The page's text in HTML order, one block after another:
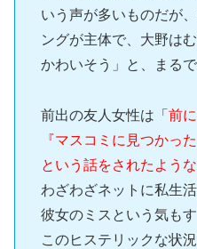
いう声が多いものだが
ングが主体で、大野は
かわいそう」と、まるで
前出の友人女性は「 前
『マスコミに見つかっ
という話をされたよう
わざわざネットに私生
彼女のミスという気も
このヒステリックな状